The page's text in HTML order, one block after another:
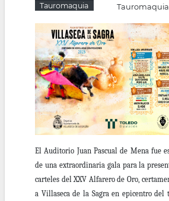
Tauromaquia Tauromaquia
El Auditorio Juan Pascual de Mena fue
de una extraordinaria gala para la
carteles del XXV Alfarero de Oro,
a Villaseca de la Sagra en epicentro del